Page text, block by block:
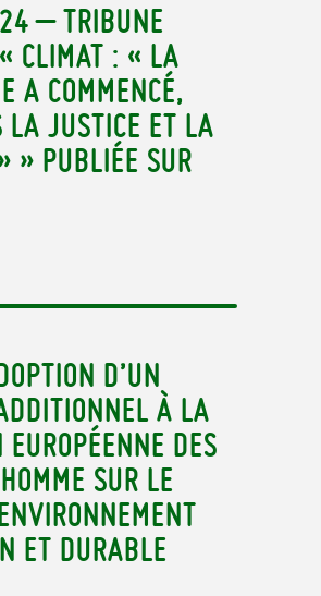
– TRIBUNE
CLIMAT : « LA
A COMMENCÉ,
LA JUSTICE ET LA
» PUBLIÉE SUR
D’UN
À LA
DES
SUR LE
ET DURABLE